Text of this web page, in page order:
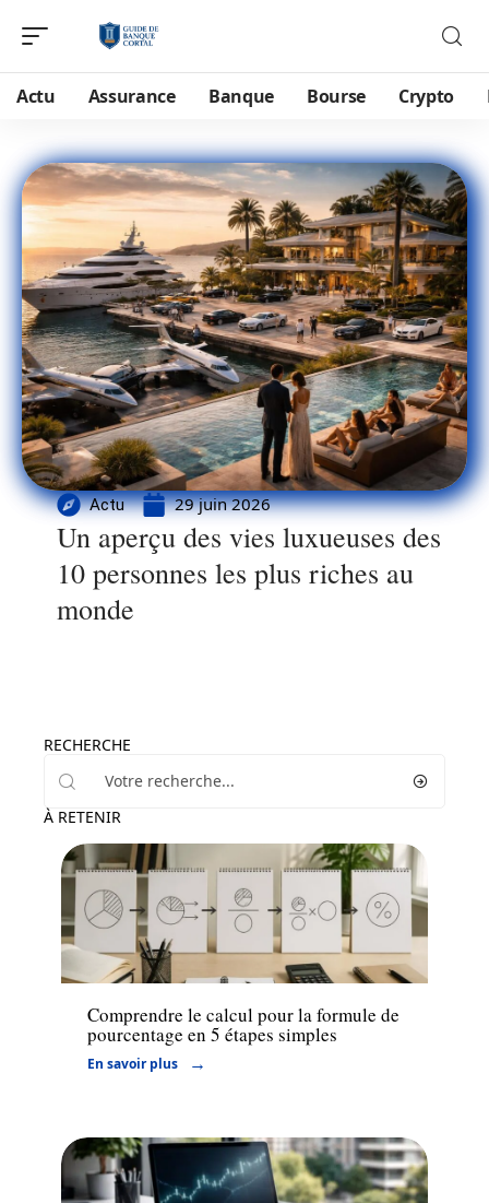
Actu Assurance Banque Bourse Crypto
Actu 29 juin 2026
Un aperçu des vies luxueuses des
10 personnes les plus riches au
monde
RECHERCHE
À RETENIR
Finance
Comprendre le calcul pour la formule de
pourcentage en 5 étapes simples
En savoir plus